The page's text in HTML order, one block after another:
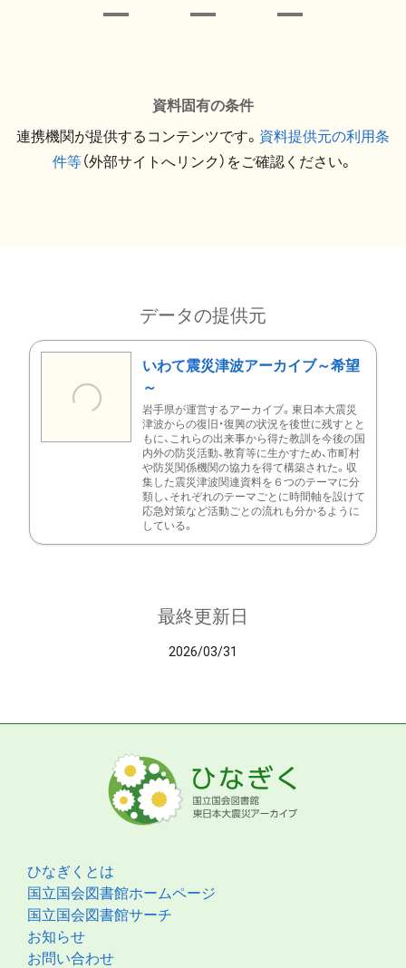
資料固有の条件
連携機関が提供するコンテンツです。 資料提供元の利用条
件等（外部サイトへリンク）をご確認ください。
データの提供元
いわて震災津波アーカイブ～希望
～
岩手県が運営するアーカイブ。東日本大震災
津波からの復旧・復興の状況を後世に残すとと
もに、これらの出来事から得た教訓を今後の国
内外の防災活動、教育等に生かすため、市町村
や防災関係機関の協力を得て構築された。収
集した震災津波関連資料を６つのテーマに分
類し、それぞれのテーマごとに時間軸を設けて
応急対策など活動ごとの流れも分かるように
している。
最終更新日
2026/03/31
ひなぎくとは
国立国会図書館ホームページ
国立国会図書館サーチ
お知らせ
お問い合わせ